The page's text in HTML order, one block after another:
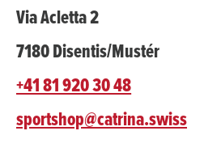
Via Acletta 2
7180 Disentis/Mustér
+41 81 920 30 48
sportshop@catrina.swiss